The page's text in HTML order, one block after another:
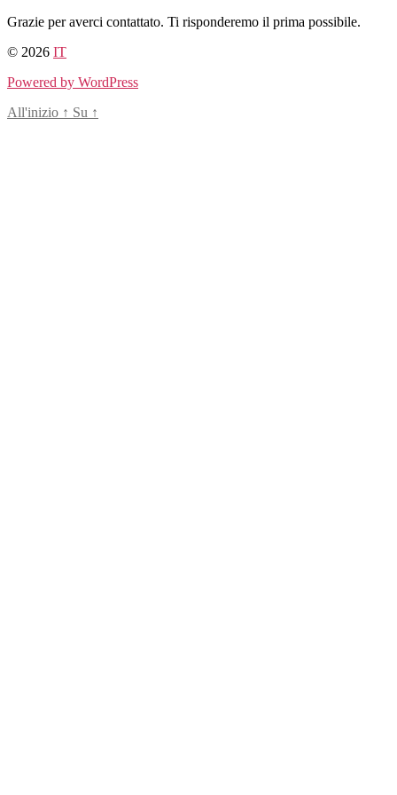
Salta
contenuto
Grazie per averci contattato. Ti risponderemo il prima possibile.
© 2026 IT
Powered by WordPress
All'inizio ↑ Su ↑